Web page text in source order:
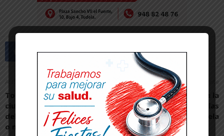
Artículo anterior
Toquero recuerda a la
ciudadanía que el domingo
deben elegir entre «buena
o mala gestión»
Artículo siguiente
El PSN-PSOE garantiza la
gratuidad de las escuelas
infantiles en Tudela